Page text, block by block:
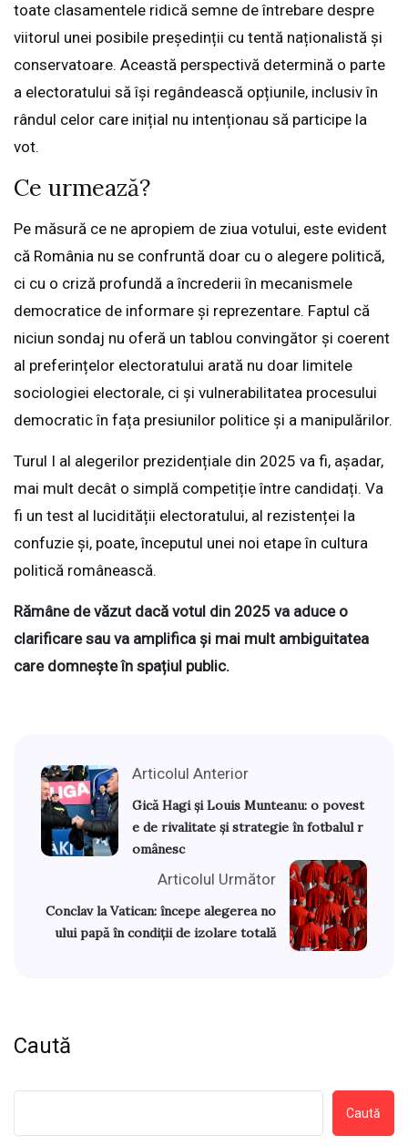
toate clasamentele ridică semne de întrebare despre
viitorul unei posibile președinții cu tentă naționalistă și
conservatoare. Această perspectivă determină o parte
a electoratului să își regândească opțiunile, inclusiv în
rândul celor care inițial nu intenționau să participe la
vot.
Ce urmează?
Pe măsură ce ne apropiem de ziua votului, este evident
că România nu se confruntă doar cu o alegere politică,
ci cu o criză profundă a încrederii în mecanismele
democratice de informare și reprezentare. Faptul că
niciun sondaj nu oferă un tablou convingător și coerent
al preferințelor electoratului arată nu doar limitele
sociologiei electorale, ci și vulnerabilitatea procesului
democratic în fața presiunilor politice și a manipulărilor.
Turul I al alegerilor prezidențiale din 2025 va fi, așadar,
mai mult decât o simplă competiție între candidați. Va
fi un test al lucidității electoratului, al rezistenței la
confuzie și, poate, începutul unei noi etape în cultura
politică românească.
Rămâne de văzut dacă votul din 2025 va aduce o
clarificare sau va amplifica și mai mult ambiguitatea
care domnește în spațiul public.
Articolul Anterior
Gică Hagi și Louis Munteanu: o povest
e de rivalitate și strategie în fotbalul r
omânesc
Articolul Următor
Conclav la Vatican: începe alegerea no
ului papă în condiții de izolare totală
Caută
Caută